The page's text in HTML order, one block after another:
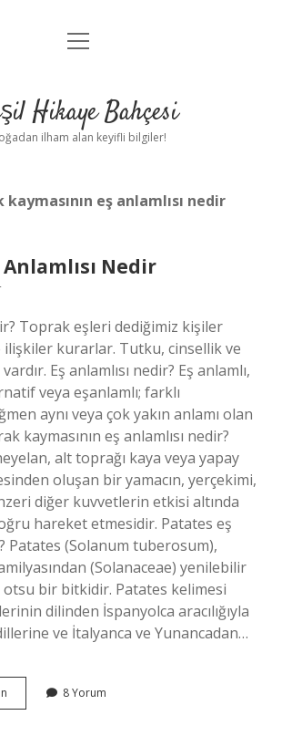
Anasayfa
Yasal Uyarı
menüyü
Hikaye Bahçesi
ilham alan keyifli bilgiler!
kaymasının eş anlamlısı nedir
Anlamlısı Nedir
Toprak eşleri dediğimiz kişiler
ilişkiler kurarlar. Tutku, cinsellik ve
Eş anlamlısı nedir? Eş anlamlı,
veya eşanlamlı; farklı
aynı veya çok yakın anlamı olan
kaymasının eş anlamlısı nedir?
alt toprağı kaya veya yapay
oluşan bir yamacın, yerçekimi,
diğer kuvvetlerin etkisi altında
hareket etmesidir. Patates eş
Patates (Solanum tuberosum),
(Solanaceae) yenilebilir
otsu bir bitkidir. Patates kelimesi
dilinden İspanyolca aracılığıyla
ve İtalyanca ve Yunancadan…
Toprağı
Eş
8 Yorum